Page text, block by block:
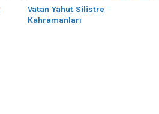
Vatan Yahut Silistre
Kahramanları